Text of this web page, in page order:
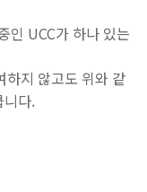
인 UCC가 하나 있는
하지 않고도 위와 같
니다.